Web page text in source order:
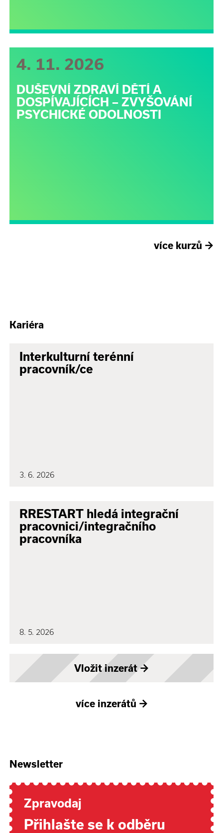
4. 11. 2026
DUŠEVNÍ ZDRAVÍ DĚTÍ A
DOSPÍVAJÍCÍCH – ZVYŠOVÁNÍ
PSYCHICKÉ ODOLNOSTI
více kurzů →
Kariéra
Interkulturní terénní
pracovník/ce
3. 6. 2026
RRESTART hledá integrační
pracovnici/integračního
pracovníka
8. 5. 2026
Vložit inzerát→
více inzerátů →
Newsletter
Zpravodaj
Přihlašte se k odběru